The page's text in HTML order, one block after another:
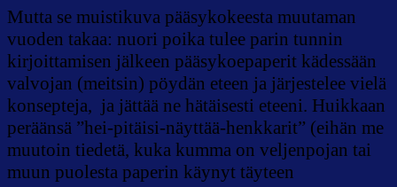
Mutta se muistikuva pääsykokeesta muutaman
vuoden takaa: nuori poika tulee parin tunnin
kirjoittamisen jälkeen pääsykoepaperit kädessään
valvojan (meitsin) pöydän eteen ja järjestelee vielä
konsepteja, ja jättää ne hätäisesti eteeni. Huikkaan
peräänsä ”hei-pitäisi-näyttää-henkkarit” (eihän me
muutoin tiedetä, kuka kumma on veljenpojan tai
muun puolesta paperin käynyt täyteen